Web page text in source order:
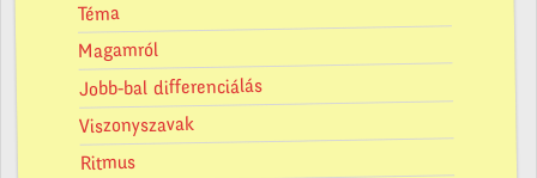
Téma
Magamról
Jobb-bal differenciálás
Viszonyszavak
Ritmus